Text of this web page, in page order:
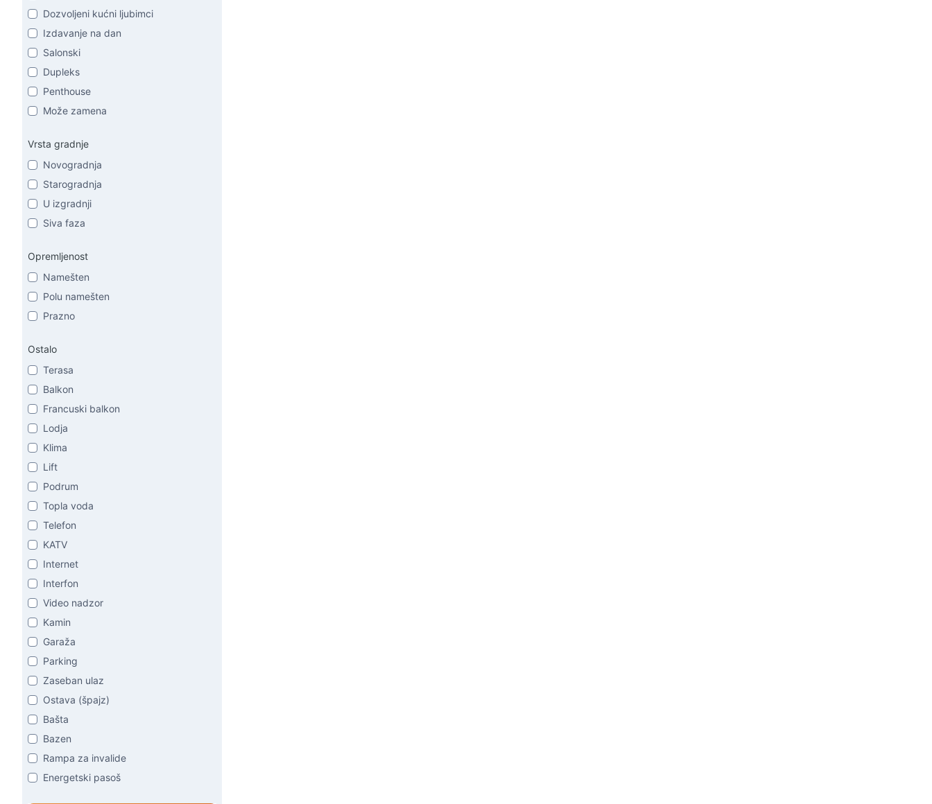
Dozvoljeni kućni ljubimci
Izdavanje na dan
Salonski
Dupleks
Penthouse
Može zamena
Vrsta gradnje
Novogradnja
Starogradnja
U izgradnji
Siva faza
Opremljenost
Namešten
Polu namešten
Prazno
Ostalo
Terasa
Balkon
Francuski balkon
Lodja
Klima
Lift
Podrum
Topla voda
Telefon
KATV
Internet
Interfon
Video nadzor
Kamin
Garaža
Parking
Zaseban ulaz
Ostava (špajz)
Bašta
Bazen
Rampa za invalide
Energetski pasoš